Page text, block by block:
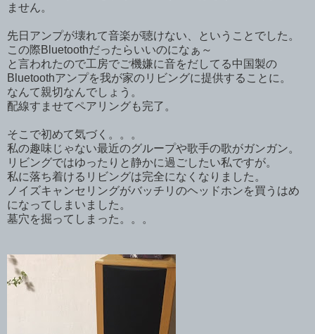
ません。
先日アンプが壊れて音楽が聴けない、ということでした。
この際Bluetoothだったらいいのになぁ～
と言われたので工房でご機嫌に音をだしてる中国製の
Bluetoothアンプを我が家のリビングに提供することに。
なんて親切なんでしょう。
配線すませてペアリングも完了。
そこで初めて気づく。。。
私の趣味じゃない最近のグループや歌手の歌がガンガン。
リビングではゆったりと静かに過ごしたい私ですが。
私に落ち着けるリビングは完全になくなりました。
ノイズキャンセリングがバッチリのヘッドホンを買うはめ
になってしまいました。
墓穴を掘ってしまった。。。